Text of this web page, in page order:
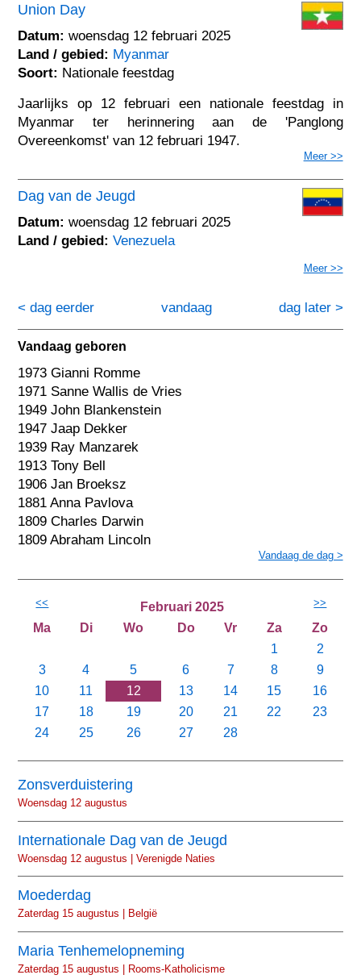
Union Day
Datum: woensdag 12 februari 2025
Land / gebied: Myanmar
Soort: Nationale feestdag
Jaarlijks op 12 februari een nationale feestdag in
Myanmar ter herinnering aan de 'Panglong
Overeenkomst' van 12 februari 1947.
Meer >>
Dag van de Jeugd
Datum: woensdag 12 februari 2025
Land / gebied: Venezuela
Meer >>
< dag eerder dag later >
vandaag
Vandaag geboren
1973 Gianni Romme
1971 Sanne Wallis de Vries
1949 John Blankenstein
1947 Jaap Dekker
1939 Ray Manzarek
1913 Tony Bell
1906 Jan Broeksz
1881 Anna Pavlova
1809 Charles Darwin
1809 Abraham Lincoln
Vandaag de dag >
<< Februari 2025 >>
Ma Di Wo Do Vr Za
Zo
1
2
3
4 5 6 7 8
9
10
11 12 13 14 15
16
17
18 19 20 21 22
23
24
25 26 27 28
Zonsverduistering
Woensdag 12 augustus
Internationale Dag van de Jeugd
Woensdag 12 augustus | Verenigde Naties
Moederdag
Zaterdag 15 augustus | België
Maria Tenhemelopneming
Zaterdag 15 augustus | Rooms-Katholicisme